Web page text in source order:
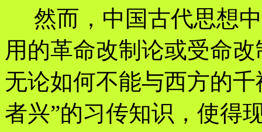
然而，中国古代思想
用的革命改制论或受命
无论如何不能与西方的
者兴”的习传知识，使得